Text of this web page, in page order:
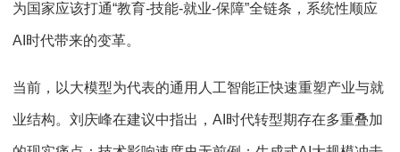
为国家应该打通“教育-技能-就业-保障”全链条，系统性顺应
AI时代带来的变革。
当前，以大模型为代表的通用人工智能正快速重塑产业与就
业结构。刘庆峰在建议中指出，AI时代转型期存在多重叠加